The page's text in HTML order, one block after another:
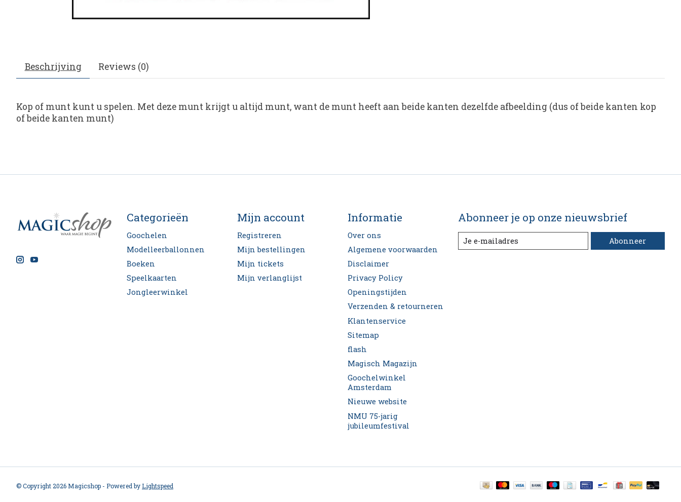
Beschrijving Reviews (0)
Kop of munt kunt u spelen. Met deze munt krijgt u altijd munt, want de munt heeft aan beide kanten dezelfde afbeelding (dus of beide kanten kop
of beide kanten munt)
Categorieën
Goochelen
Modelleerballonnen
Boeken
Speelkaarten
Jongleerwinkel
Mijn account
Registreren
Mijn bestellingen
Mijn tickets
Mijn verlanglijst
Informatie
Over ons
Algemene voorwaarden
Disclaimer
Privacy Policy
Openingstijden
Verzenden & retourneren
Klantenservice
Sitemap
flash
Magisch Magazijn
Goochelwinkel
Amsterdam
Nieuwe website
NMU 75-jarig
jubileumfestival
Abonneer je op onze nieuwsbrief
Abonneer
© Copyright 2026 Magicshop - Powered byLightspeed